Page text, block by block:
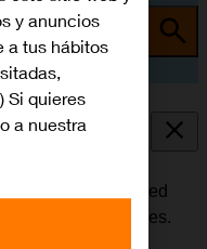
servicios de la red
y datos móviles.
y anuncios
a tus hábitos
Si quieres
a nuestra